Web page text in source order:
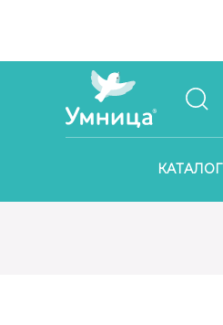
КАТАЛОГ